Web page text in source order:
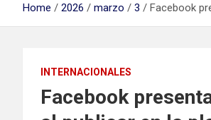
Home 2026 marzo 3 Facebook
INTERNACIONALES
Facebook